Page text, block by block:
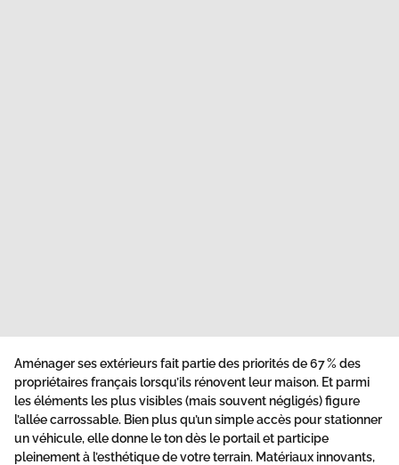
Aménager ses extérieurs fait partie des priorités de 67 % des
propriétaires français lorsqu’ils rénovent leur maison. Et parmi
les éléments les plus visibles (mais souvent négligés) figure
l’allée carrossable. Bien plus qu’un simple accès pour stationner
un véhicule, elle donne le ton dès le portail et participe
pleinement à l’esthétique de votre terrain. Matériaux innovants,